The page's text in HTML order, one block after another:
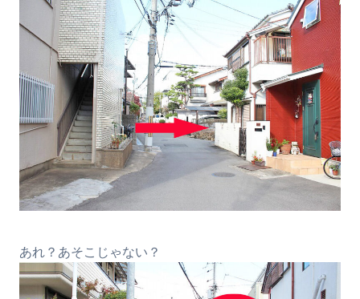
あれ？あそこじゃない？